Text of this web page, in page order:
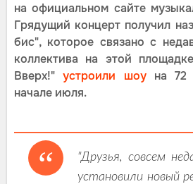
на официальном сайте
Грядущий концерт получил
бис", которое связано с
коллектива на этой
Вверх!" устроили шоуна 72
начале июля.
"Друзья, совсем
установили новый